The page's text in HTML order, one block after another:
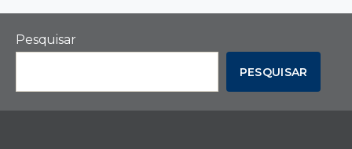
Pesquisar
PESQUISAR